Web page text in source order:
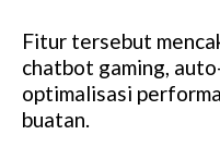
Fitur tersebut
chatbot gaming,
optimalisasi
buatan.